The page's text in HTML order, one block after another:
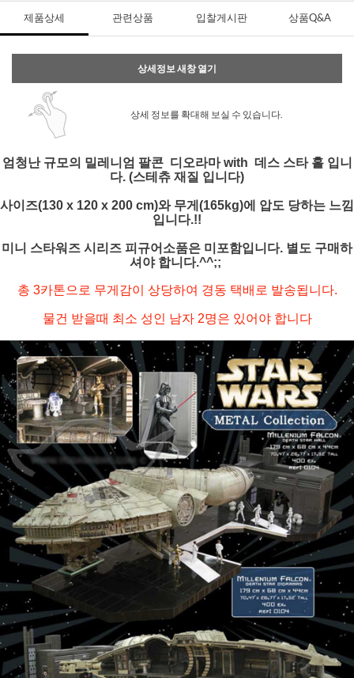
제품상세 관련상품 입찰게시판 상품Q&A
상세정보 새창 열기
상세 정보를 확대해 보실 수 있습니다.
엄청난 규모의 밀레니엄 팔콘 디오라마 with 데스 스타 홀 입니
다. (스테츄 재질 입니다)
사이즈(130 x 120 x 200 cm)와 무게(165kg)에 압도 당하는 느낌
입니다.!!
미니 스타워즈 시리즈 피규어소품은 미포함입니다. 별도 구매하
셔야 합니다.^^;;
총 3카톤으로 무게감이 상당하여 경동 택배로 발송됩니다.
물건 받을때 최소 성인 남자 2명은 있어야 합니다